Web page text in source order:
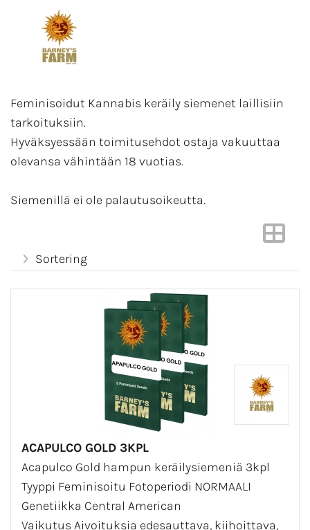
Feminisoidut Kannabis keräily siemenet laillisiin
tarkoituksiin.
Hyväksyessään toimitusehdot ostaja vakuuttaa
olevansa vähintään 18 vuotias.
Siemenillä ei ole palautusoikeutta.
Sortering
ACAPULCO GOLD 3KPL
Acapulco Gold hampun keräilysiemeniä 3kpl
Tyyppi Feminisoitu Fotoperiodi NORMAALI
Genetiikka Central American
Vaikutus Aivoituksia edesauttava, kiihoittava,